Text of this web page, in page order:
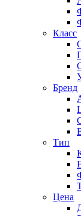
Класс
Бренд
Тип
Цена